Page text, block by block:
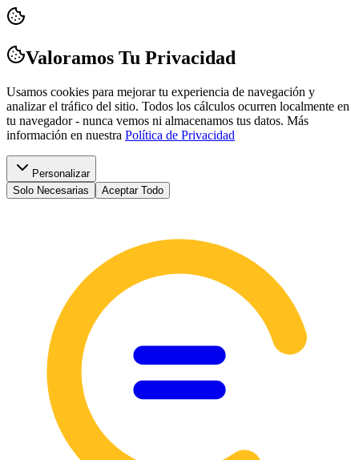
Valoramos Tu Privacidad
Usamos cookies para mejorar tu experiencia de navegación y
analizar el tráfico del sitio. Todos los cálculos ocurren localmente en
tu navegador - nunca vemos ni almacenamos tus datos. Más
información en nuestra Política de Privacidad
Personalizar
Solo Necesarias
Aceptar Todo